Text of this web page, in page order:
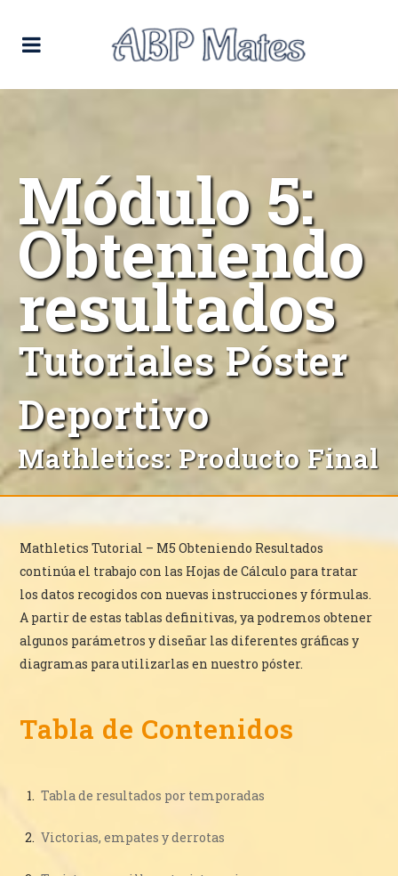
Módulo 5:
Obteniendo
resultados
Tutoriales Póster
Deportivo
Mathletics: Producto Final
Mathletics Tutorial – M5 Obteniendo Resultados
continúa el trabajo con las Hojas de Cálculo para tratar
los datos recogidos con nuevas instrucciones y fórmulas.
A partir de estas tablas definitivas, ya podremos obtener
algunos parámetros y diseñar las diferentes gráficas y
diagramas para utilizarlas en nuestro póster.
Tabla de Contenidos
Tabla de resultados por temporadas
Victorias, empates y derrotas